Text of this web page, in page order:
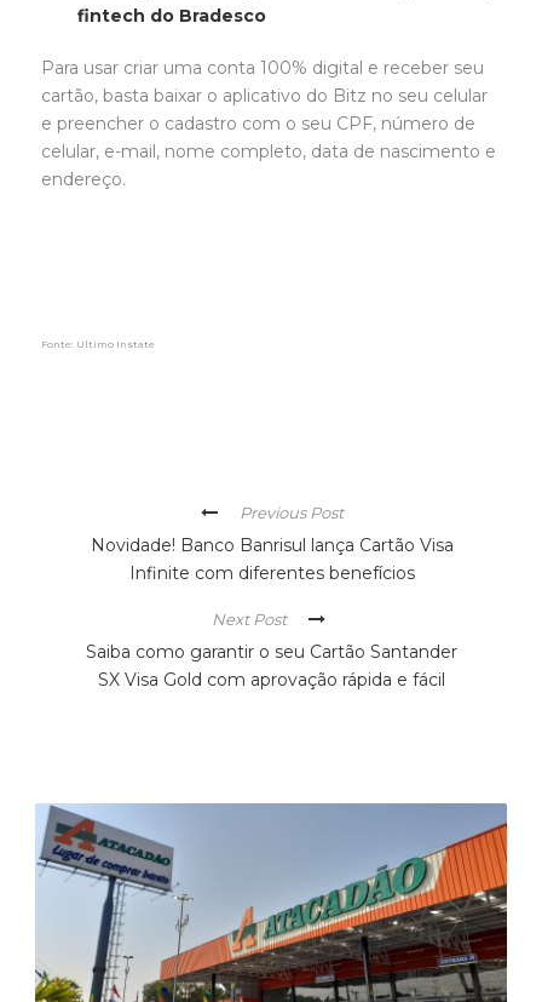
fintech do Bradesco
Para usar criar uma conta 100% digital e receber seu
cartão, basta baixar o aplicativo do Bitz no seu celular
e preencher o cadastro com o seu CPF, número de
celular, e-mail, nome completo, data de nascimento e
endereço.
Fonte: Ultimo Instate
Previous Post
Novidade! Banco Banrisul lança Cartão Visa
Infinite com diferentes benefícios
Next Post
Saiba como garantir o seu Cartão Santander
SX Visa Gold com aprovação rápida e fácil